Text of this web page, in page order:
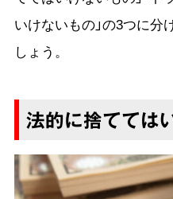
いけないもの」の3つに
しょう。
法的に捨てては